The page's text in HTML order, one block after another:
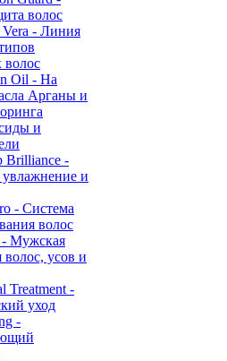
волос
- Линия
волос
Oil - На
Арганы и
и
Brilliance -
увлажнение и
- Система
волос
Мужская
волос, усов и
Treatment -
уход
-